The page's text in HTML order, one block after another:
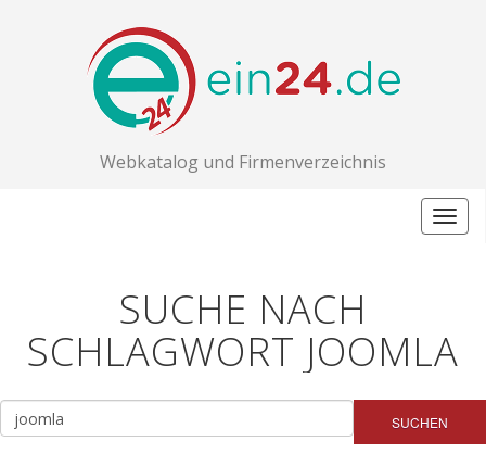
Webkatalog und Firmenverzeichnis
SUCHE NACH
SCHLAGWORT JOOMLA
SUCHEN